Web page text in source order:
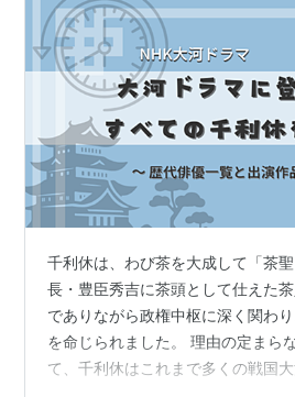
千利休は、わび茶を大成して「茶
長・豊臣秀吉に茶頭として仕えた
でありながら政権中枢に深く関わ
を命じられました。 理由の定まら
て、千利休はこれまで多くの戦国